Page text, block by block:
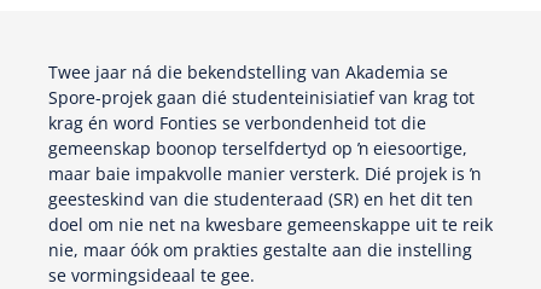
Twee jaar ná die bekendstelling van Akademia se
Spore-projek gaan dié studenteinisiatief van krag tot
krag én word Fonties se verbondenheid tot die
gemeenskap boonop terselfdertyd op ŉ eiesoortige,
maar baie impakvolle manier versterk. Dié projek is ŉ
geesteskind van die studenteraad (SR) en het dit ten
doel om nie net na kwesbare gemeenskappe uit te reik
nie, maar óók om prakties gestalte aan die instelling
se vormingsideaal te gee.